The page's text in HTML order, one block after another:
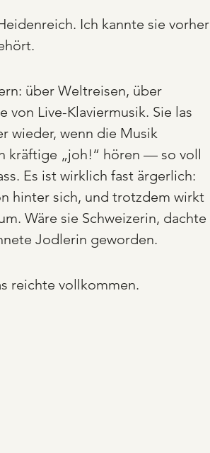
Ich kannte sie vorher
über Weltreisen, über
Live-Klaviermusik. Sie las
wieder, wenn die Musik
kräftige „joh!“ hören — so voll
Es ist wirklich fast ärgerlich:
hinter sich, und trotzdem wirkt
Wäre sie Schweizerin, dachte
Jodlerin geworden.
reichte vollkommen.